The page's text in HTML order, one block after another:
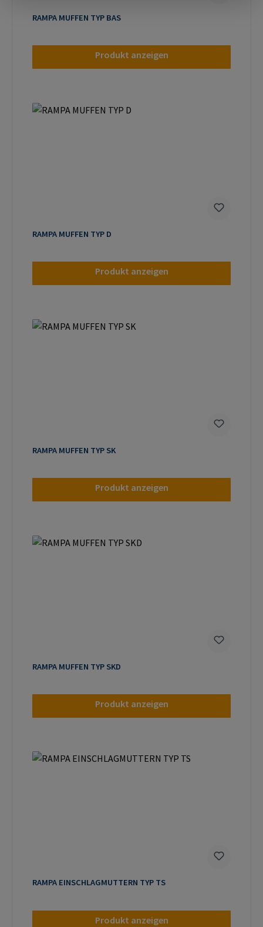
RAMPA MUFFEN TYP BAS
Produkt anzeigen
RAMPA MUFFEN TYP D
Produkt anzeigen
RAMPA MUFFEN TYP SK
Produkt anzeigen
RAMPA MUFFEN TYP SKD
Produkt anzeigen
RAMPA EINSCHLAGMUTTERN TYP TS
Produkt anzeigen